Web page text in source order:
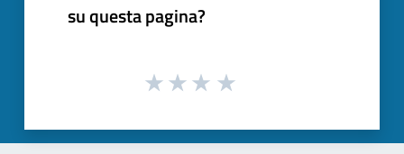
su questa pagina?